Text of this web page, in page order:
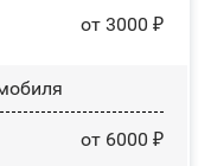
от 3000 ₽
от 6000 ₽